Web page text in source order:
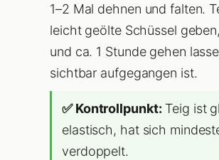
1–2 Mal dehnen und falten.
leicht geölte Schüssel
und ca. 1 Stunde gehen
sichtbar aufgegangen ist.
✅ Kontrollpunkt: Teig ist
elastisch, hat sich
verdoppelt.